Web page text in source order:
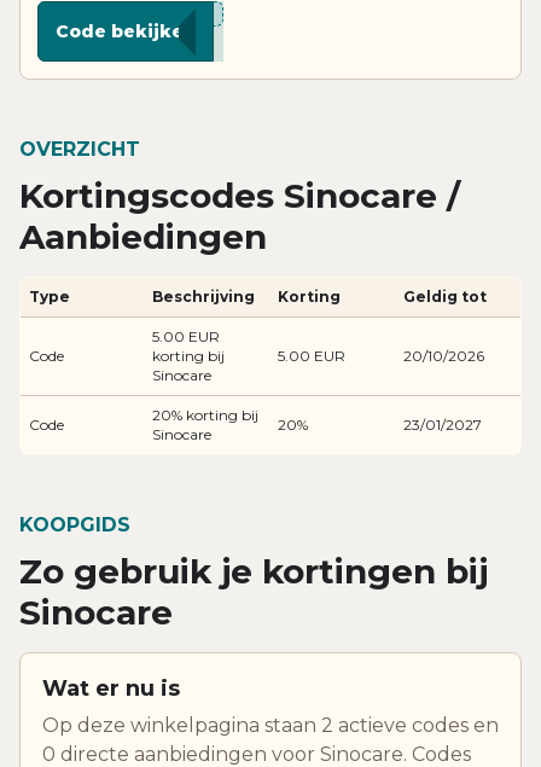
***VAB
Code bekijken
OVERZICHT
Kortingscodes Sinocare /
Aanbiedingen
Type Beschrijving Korting Geldig tot
Code
5.00 EUR
korting bij
Sinocare
5.00 EUR 20/10/2026
Code
20% korting bij
Sinocare
20% 23/01/2027
KOOPGIDS
Zo gebruik je kortingen bij
Sinocare
Wat er nu is
Op deze winkelpagina staan 2 actieve codes en
0 directe aanbiedingen voor Sinocare. Codes